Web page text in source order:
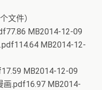
文件）
MB2014-12-09
MB2014-12-
MB2014-12-09
画.pdf16.97 MB2014-